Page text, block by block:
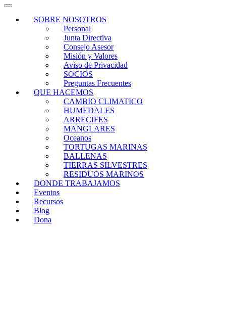
SOBRE NOSOTROS
Personal
Junta Directiva
Consejo Asesor
Misión y Valores
Aviso de Privacidad
SOCIOS
Preguntas Frecuentes
QUE HACEMOS
CAMBIO CLIMATICO
HUMEDALES
ARRECIFES
MANGLARES
Oceanos
TORTUGAS MARINAS
BALLENAS
TIERRAS SILVESTRES
RESIDUOS MARINOS
DONDE TRABAJAMOS
Eventos
Recursos
Blog
Dona